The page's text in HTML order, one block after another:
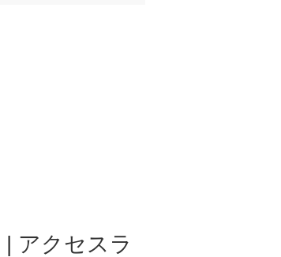
| アクセスラ